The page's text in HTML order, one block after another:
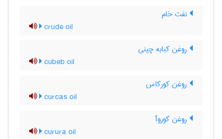
نفت خام
crude oil
روغن کبابه چینی
cubeb oil
روغن کورکاس
curcas oil
روغن کوروآ
curura oil